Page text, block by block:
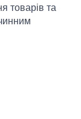
товарів та